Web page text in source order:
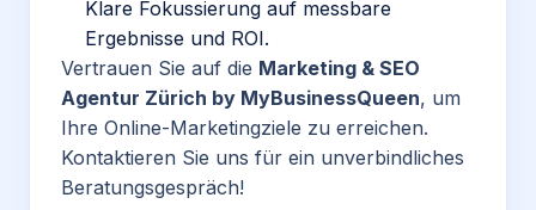
Klare Fokussierung auf messbare
Ergebnisse und ROI.
Vertrauen Sie auf die Marketing & SEO
Agentur Zürich by MyBusinessQueen, um
Ihre Online-Marketingziele zu erreichen.
Kontaktieren Sie uns für ein unverbindliches
Beratungsgespräch!